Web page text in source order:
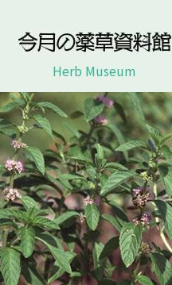
今月の薬草資料館
Herb Museum